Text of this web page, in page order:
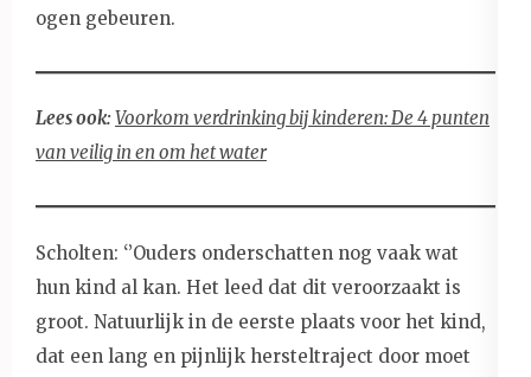
ogen gebeuren.
Lees ook:Voorkom verdrinking bij kinderen: De 4 punten
van veilig in en om het water
Scholten: ‘’Ouders onderschatten nog vaak wat
hun kind al kan. Het leed dat dit veroorzaakt is
groot. Natuurlijk in de eerste plaats voor het kind,
dat een lang en pijnlijk hersteltraject door moet